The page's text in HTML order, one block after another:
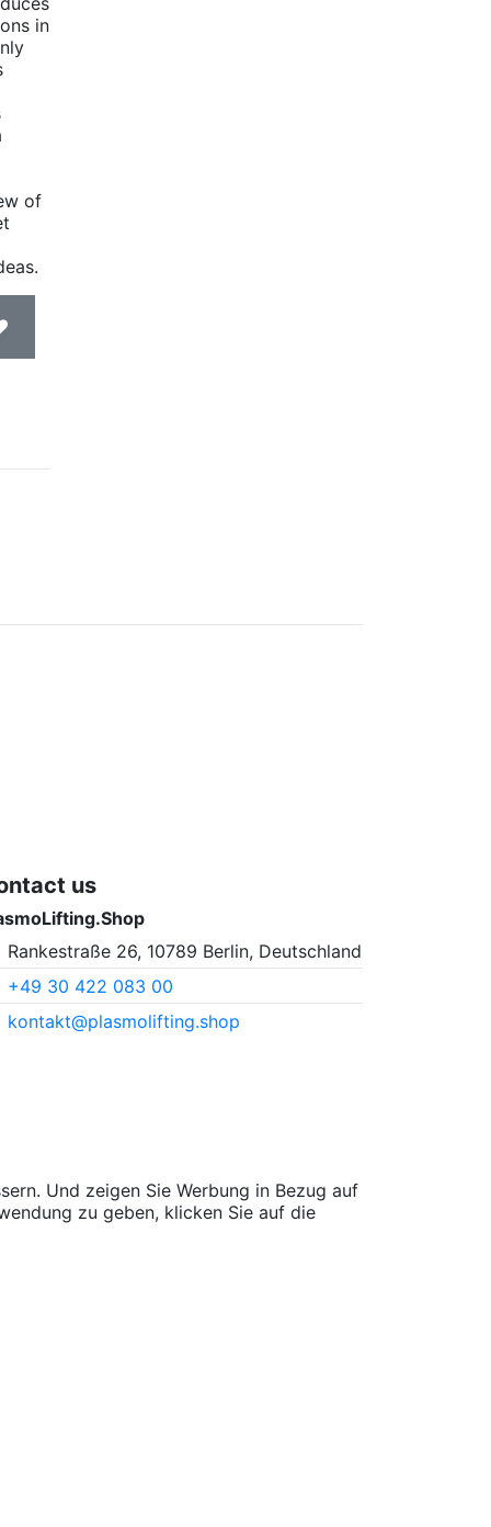
in
of
us
Rankestraße 26, 10789 Berlin, Deutschland
+49 30 422 083 00
kontakt@plasmolifting.shop
Und zeigen Sie Werbung in Bezug auf
zu geben, klicken Sie auf die